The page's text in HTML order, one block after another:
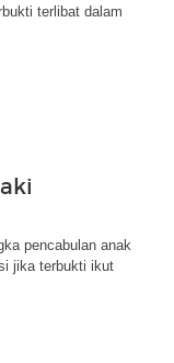
terlibat dalam
pencabulan anak
jika terbukti ikut